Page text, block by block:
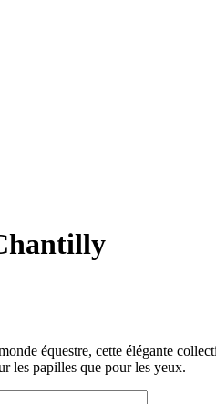
équestre, cette élégante
les papilles que pour les yeux.